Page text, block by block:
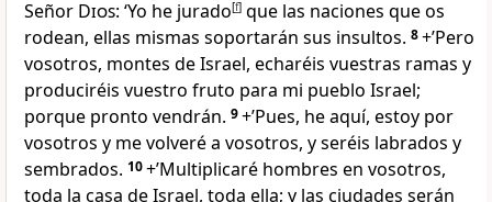
Señor Dios: ‘Yo he jurado[f] que las naciones que os
rodean, ellas mismas soportarán sus insultos. 8+’Pero
vosotros, montes de Israel, echaréis vuestras ramas y
produciréis vuestro fruto para mi pueblo Israel;
porque pronto vendrán. 9+’Pues, he aquí, estoy por
vosotros y me volveré a vosotros, y seréis labrados y
sembrados. 10+’Multiplicaré hombres en vosotros,
toda la casa de Israel, toda ella; y las ciudades serán